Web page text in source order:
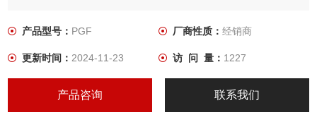
zui大排量 40.5 cm³
产品型号： PGF 厂商性质： 经销商
更新时间：2024-11-23 访 问 量： 1227
产品咨询 联系我们